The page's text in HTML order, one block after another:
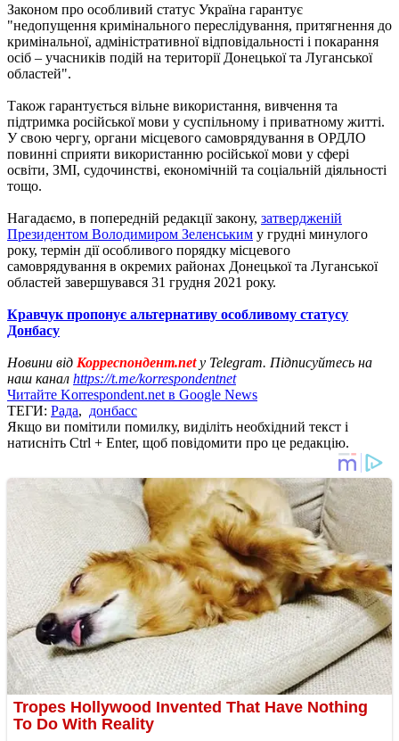
Законом про особливий статус Україна гарантує
"недопущення кримінального переслідування, притягнення до
кримінальної, адміністративної відповідальності і покарання
осіб – учасників подій на території Донецької та Луганської
областей".
Також гарантується вільне використання, вивчення та
підтримка російської мови у суспільному і приватному житті.
У свою чергу, органи місцевого самоврядування в ОРДЛО
повинні сприяти використанню російської мови у сфері
освіти, ЗМІ, судочинстві, економічній та соціальній діяльності
тощо.
Нагадаємо, в попередній редакції закону, затвердженій
Президентом Володимиром Зеленським у грудні минулого
року, термін дії особливого порядку місцевого
самоврядування в окремих районах Донецької та Луганської
областей завершувався 31 грудня 2021 року.
Кравчук пропонує альтернативу особливому статусу
Донбасу
Новини від Корреспондент.netу Telegram. Підписуйтесь на
наш канал https://t.me/korrespondentnet
Читайте Korrespondent.net в Google News
ТЕГИ: Рада, донбасс
Якщо ви помітили помилку, виділіть необхідний текст і
натисніть Ctrl + Enter, щоб повідомити про це редакцію.